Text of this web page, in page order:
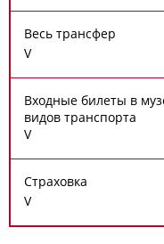
Весь трансфер
V
Входные билеты в
видов транспорта
V
Страховка
V